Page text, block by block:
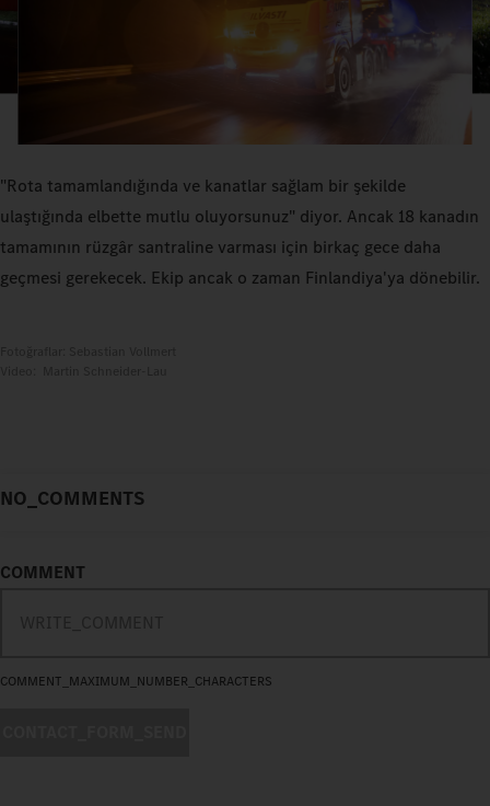
"Rota tamamlandığında ve kanatlar sağlam bir şekilde
ulaştığında elbette mutlu oluyorsunuz" diyor. Ancak 18 kanadın
tamamının rüzgâr santraline varması için birkaç gece daha
geçmesi gerekecek. Ekip ancak o zaman Finlandiya'ya dönebilir.
NO_COMMENTS
COMMENT
COMMENT_MAXIMUM_NUMBER_CHARACTERS